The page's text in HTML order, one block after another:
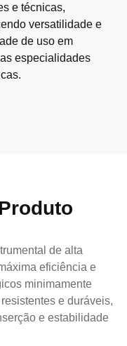
e técnicas,
versatilidade e
de uso em
especialidades
de alta
eficiência e
minimamente
e duráveis,
e estabilidade